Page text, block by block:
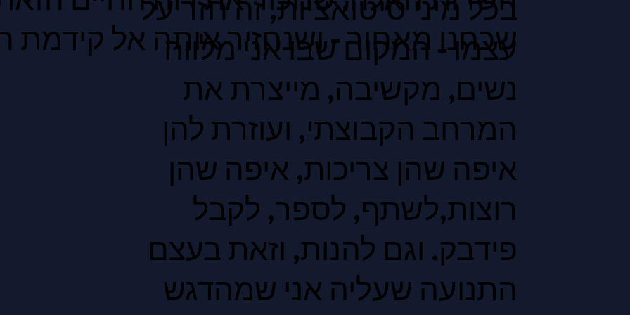
בכל מיני סיטואציות, זה חזר על
עצמו - המקום שבו אני מלווה
נשים, מקשיבה, מייצרת את
המרחב הקבוצתי, ועוזרת להן
איפה שהן צריכות, איפה שהן
רוצות,לשתף, לספר, לקבל
פידבק. וגם להנות, וזאת בעצם
התנועה שעליה אני שמהדגש
שכחנו מאחור - ושנחזיר אותה אל קידמת